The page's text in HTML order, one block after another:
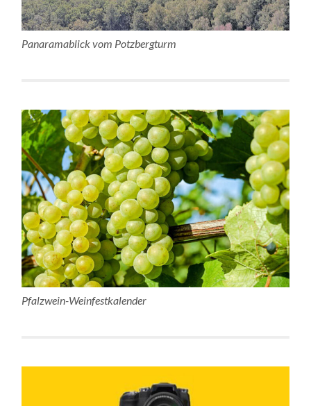
Panaramablick vom Potzbergturm
Pfalzwein-Weinfestkalender